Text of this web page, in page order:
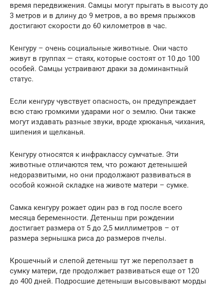
время передвижения. Самцы могут прыгать в высоту до
3 метров и в длину до 9 метров, а во время прыжков
достигают скорости до 60 километров в час.
Кенгуру – очень социальные животные. Они часто
живут в группах — стаях, которые состоят от 10 до 100
особей. Самцы устраивают драки за доминантный
статус.
Если кенгуру чувствует опасность, он предупреждает
всю стаю громкими ударами ног о землю. Они также
могут издавать разные звуки, вроде хрюканья, чихания,
шипения и щелканья.
Кенгуру относятся к инфраклассу сумчатые. Эти
животные отличаются тем, что рожают детенышей
недоразвитыми, но они продолжают развиваться в
особой кожной складке на животе матери – сумке.
Самка кенгуру рожает один раз в год после всего
месяца беременности. Детеныш при рождении
достигает размера от 5 до 2,5 миллиметров – от
размера зернышка риса до размеров пчелы.
Крошечный и слепой детеныш тут же переползает в
сумку матери, где продолжает развиваться еще от 120
до 400 дней. Подросшие детеныши высовывают морды